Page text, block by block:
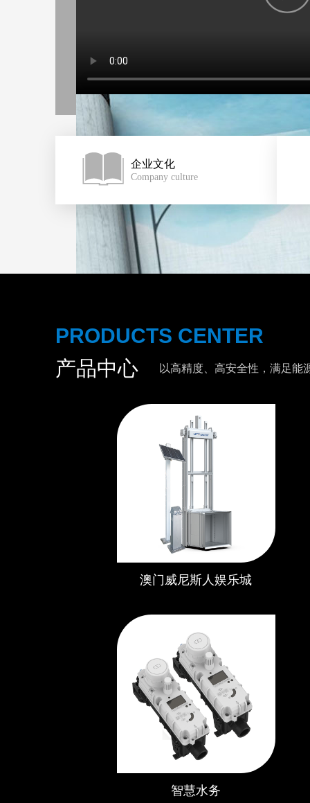
企业文化
Company culture
PRODUCTS CENTER
产品中心
以高精度、高安全性，满足能
澳门威尼斯人娱乐城
智慧水务